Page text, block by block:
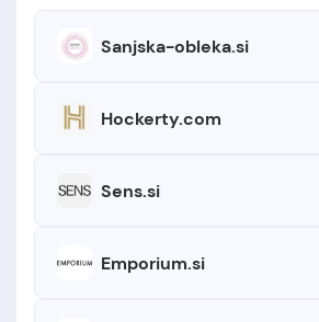
Sanjska-obleka.si
Hockerty.com
Sens.si
Emporium.si